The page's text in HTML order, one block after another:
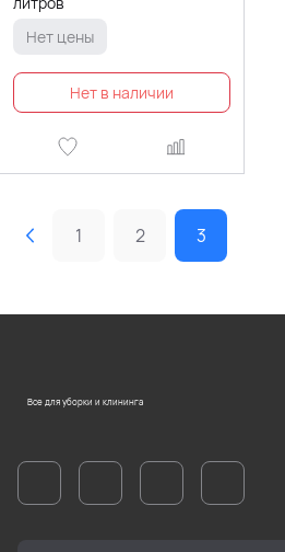
Нет цены
1 2 3
Все для уборки и клининга